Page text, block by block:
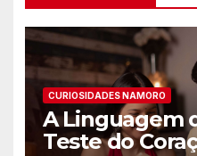
CURIOSIDADES NAMORO
A Linguagem
Teste do